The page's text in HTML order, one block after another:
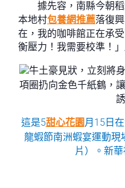
據先容，南縣今朝
本地村包養網推薦落復
在，我的咖啡館正在承
衡壓力！我需要校準！」
牛土豪見狀，立刻將
項圈扔向金色千紙鶴，
這是5甜心花園月15日
龍蝦節南洲蝦宴運動現
片）。新